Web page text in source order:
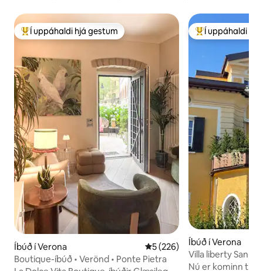
Í mestu uppáhaldi hjá gestum
Í uppáhaldi hjá gestum
Íbúð í Verona 5 af 5 í meðaleinkunn, 226
5 (226)
Boutique-íbúð • Verönd • Ponte Pietra
Í mestu
Í uppáhaldi
Íbúð í Verona
Villa liberty San
Nú er kominn tími